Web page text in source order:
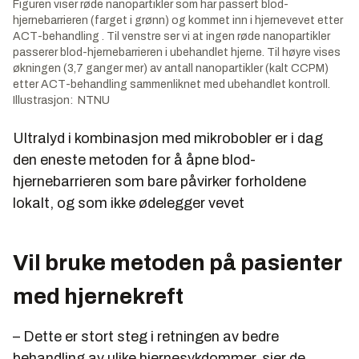
Figuren viser røde nanopartikler som har passert blod-
hjernebarrieren (farget i grønn) og kommet inn i hjernevevet etter
ACT-behandling . Til venstre ser vi at ingen røde nanopartikler
passerer blod-hjernebarrieren i ubehandlet hjerne. Til høyre vises
økningen (3,7 ganger mer) av antall nanopartikler (kalt CCPM)
etter ACT-behandling sammenliknet med ubehandlet kontroll.
Illustrasjon: NTNU
Ultralyd i kombinasjon med mikrobobler er i dag
den eneste metoden for å åpne blod-
hjernebarrieren som bare påvirker forholdene
lokalt, og som ikke ødelegger vevet
Vil bruke metoden på pasienter
med hjernekreft
– Dette er stort steg i retningen av bedre